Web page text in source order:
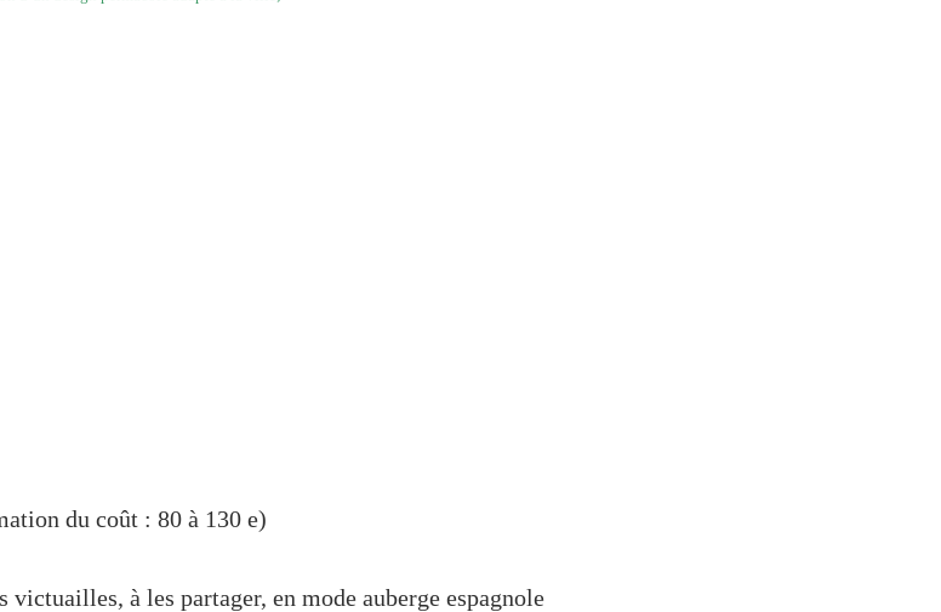
du coût : 80 à 130 e)
à les partager, en mode auberge espagnole